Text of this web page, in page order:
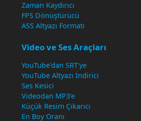
Zaman Kaydırıcı
FPS Dönüştürücü
ASS Altyazı Formatı
Video ve Ses Araçları
YouTube'dan SRT'ye
YouTube Altyazı İndirici
Ses Kesici
Videodan MP3'e
Küçük Resim Çıkarıcı
En Boy Oranı